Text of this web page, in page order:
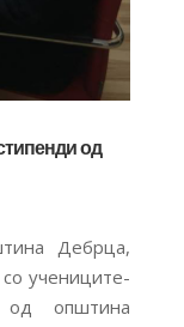
од
Дебрца,
учениците-
од општина